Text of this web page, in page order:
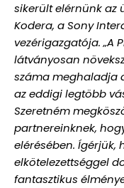
sikerült elérnünk az
Kodera, a Sony
vezérigazgatója. „A
látványosan
száma meghaladja
az eddigi legtöbb
Szeretném
partnereinknek,
elérésében. Ígérjük,
elkötelezettséggel
fantasztikus